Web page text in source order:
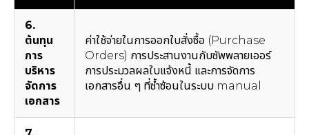
6.
ต้นทุน
การ
บริหาร
จัดการ
เอกสาร
ค่าใช้จ่ายในการออกใบสั่งซื้อ (Purchase
Orders) การประสานงานกับซัพพลายเออร์
การประมวลผลใบแจ้งหนี้ และการจัดการ
เอกสารอื่น ๆ ที่ซ้ำซ้อนในระบบ manual